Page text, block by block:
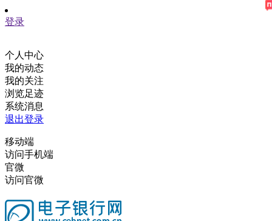
登录
个人中心
我的动态
我的关注
浏览足迹
系统消息
退出登录
移动端
访问手机端
官微
访问官微